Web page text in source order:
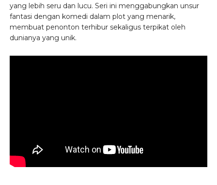
yang lebih seru dan lucu. Seri ini menggabungkan unsur
fantasi dengan komedi dalam plot yang menarik,
membuat penonton terhibur sekaligus terpikat oleh
dunianya yang unik.